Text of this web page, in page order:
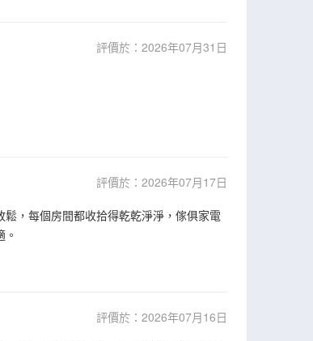
評價於：2026年07月31日
評價於：2026年07月17日
，每個房間都收拾得乾乾淨淨，傢俱家電
評價於：2026年07月16日